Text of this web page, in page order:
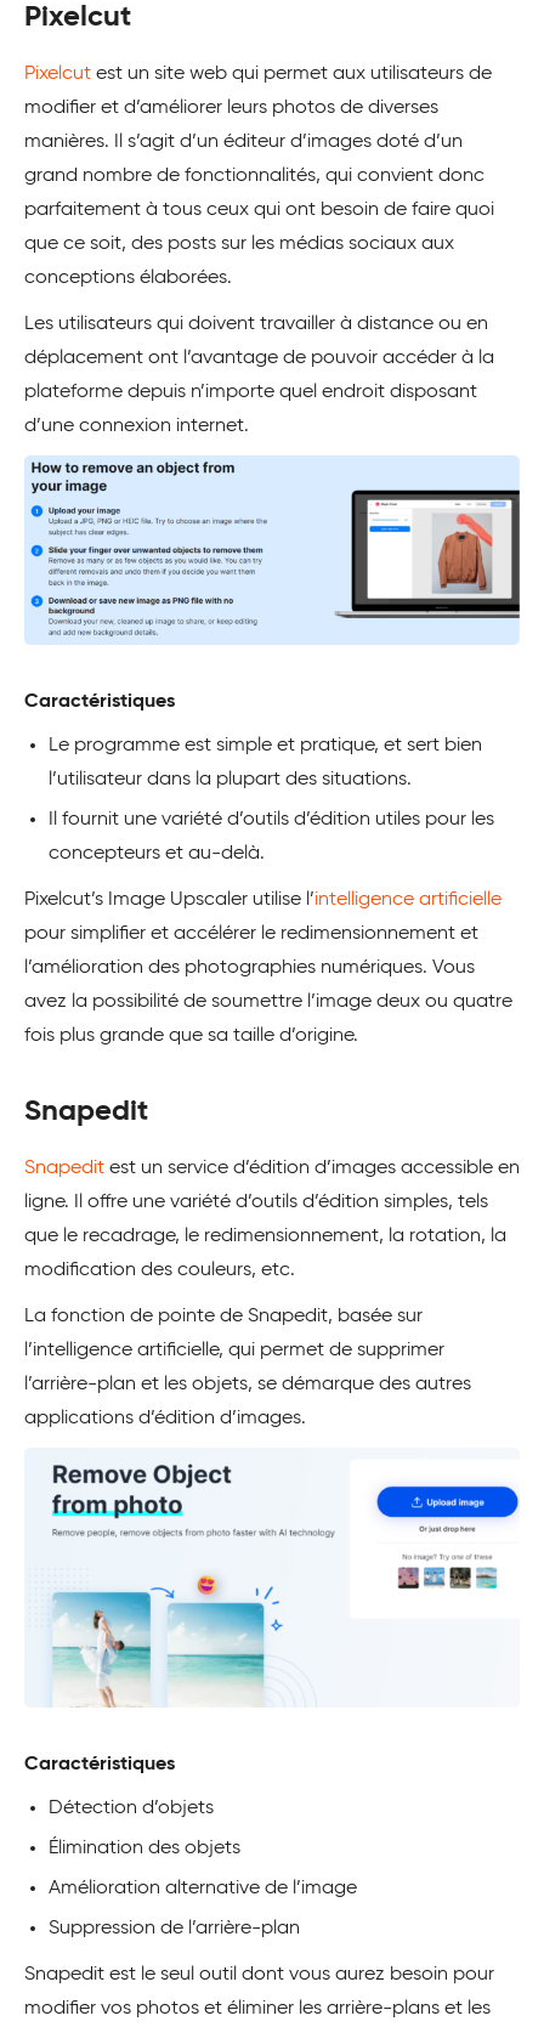
Pixelcut
Pixelcut est un site web qui permet aux utilisateurs de
modifier et d’améliorer leurs photos de diverses
manières. Il s’agit d’un éditeur d’images doté d’un
grand nombre de fonctionnalités, qui convient donc
parfaitement à tous ceux qui ont besoin de faire quoi
que ce soit, des posts sur les médias sociaux aux
conceptions élaborées.
Les utilisateurs qui doivent travailler à distance ou en
déplacement ont l’avantage de pouvoir accéder à la
plateforme depuis n’importe quel endroit disposant
d’une connexion internet.
Caractéristiques
Le programme est simple et pratique, et sert bien
l’utilisateur dans la plupart des situations.
Il fournit une variété d’outils d’édition utiles pour les
concepteurs et au-delà.
Pixelcut’s Image Upscaler utilise l’intelligence artificielle
pour simplifier et accélérer le redimensionnement et
l’amélioration des photographies numériques. Vous
avez la possibilité de soumettre l’image deux ou quatre
fois plus grande que sa taille d’origine.
Snapedit
Snapedit est un service d’édition d’images accessible en
ligne. Il offre une variété d’outils d’édition simples, tels
que le recadrage, le redimensionnement, la rotation, la
modification des couleurs, etc.
La fonction de pointe de Snapedit, basée sur
l’intelligence artificielle, qui permet de supprimer
l’arrière-plan et les objets, se démarque des autres
applications d’édition d’images.
Caractéristiques
Détection d’objets
Élimination des objets
Amélioration alternative de l’image
Suppression de l’arrière-plan
Snapedit est le seul outil dont vous aurez besoin pour
modifier vos photos et éliminer les arrière-plans et les